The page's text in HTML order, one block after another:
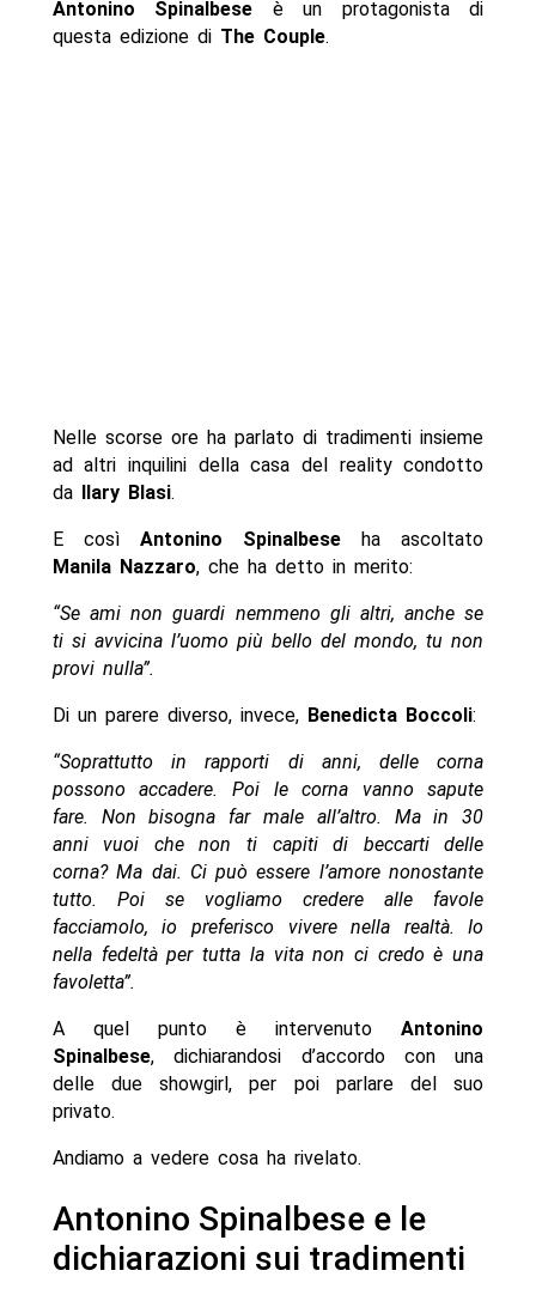
Antonino Spinalbese è un protagonista di
questa edizione di The Couple.
Nelle scorse ore ha parlato di tradimenti insieme
ad altri inquilini della casa del reality condotto
da Ilary Blasi.
E così Antonino Spinalbese ha ascoltato
Manila Nazzaro, che ha detto in merito:
“Se ami non guardi nemmeno gli altri, anche se
ti si avvicina l’uomo più bello del mondo, tu non
provi nulla”.
Di un parere diverso, invece, Benedicta Boccoli:
“Soprattutto in rapporti di anni, delle corna
possono accadere. Poi le corna vanno sapute
fare. Non bisogna far male all’altro. Ma in 30
anni vuoi che non ti capiti di beccarti delle
corna? Ma dai. Ci può essere l’amore nonostante
tutto. Poi se vogliamo credere alle favole
facciamolo, io preferisco vivere nella realtà. Io
nella fedeltà per tutta la vita non ci credo è una
favoletta”.
A quel punto è intervenuto Antonino
Spinalbese, dichiarandosi d’accordo con una
delle due showgirl, per poi parlare del suo
privato.
Andiamo a vedere cosa ha rivelato.
Antonino Spinalbese e le
dichiarazioni sui tradimenti